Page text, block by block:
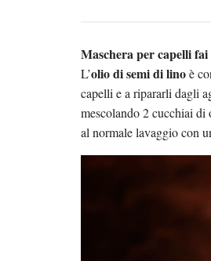
Maschera per capelli
L’olio di semi di linoè
capelli e a ripararli dagli
mescolando 2 cucchiai
al normale lavaggio con